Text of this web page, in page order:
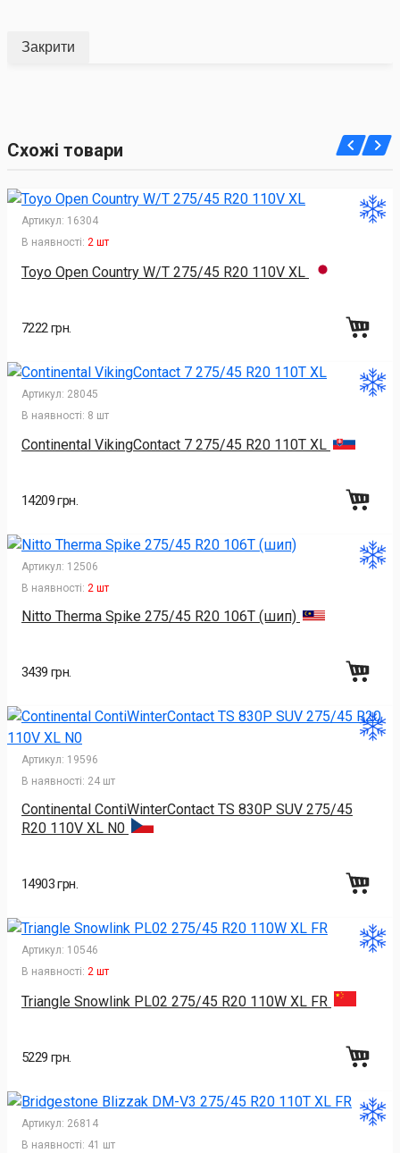
Закрити
Схожі товари
Артикул: 16304
В наявності: 2 шт
Toyo Open Country W/T 275/45 R20 110V XL
7222 грн.
Артикул: 28045
В наявності: 8 шт
Continental VikingContact 7 275/45 R20 110T XL
14209 грн.
Артикул: 12506
В наявності: 2 шт
Nitto Therma Spike 275/45 R20 106T (шип)
3439 грн.
Артикул: 19596
В наявності: 24 шт
Continental ContiWinterContact TS 830P SUV 275/45
R20 110V XL N0
14903 грн.
Артикул: 10546
В наявності: 2 шт
Triangle Snowlink PL02 275/45 R20 110W XL FR
5229 грн.
Артикул: 26814
В наявності: 41 шт